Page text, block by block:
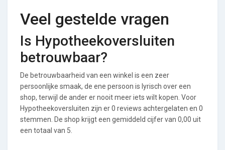
Veel gestelde vragen
Is Hypotheekoversluiten
betrouwbaar?
De betrouwbaarheid van een winkel is een zeer
persoonlijke smaak, de ene persoon is lyrisch over een
shop, terwijl de ander er nooit meer iets wilt kopen. Voor
Hypotheekoversluiten zijn er 0 reviews achtergelaten en 0
stemmen. De shop krijgt een gemiddeld cijfer van 0,00 uit
een totaal van 5.